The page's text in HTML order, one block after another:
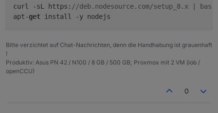
curl -sL https: //deb.nodesource.com/setup_8.x |
apt-get
Bitte verzichtet auf Chat-Nachrichten, denn die Handhabung ist grauenhaft
!
Produktiv: Asus PN 42 / N100 / 8 GB / 500 GB; Proxmox mit 2 VM (iob /
openCCU)
0